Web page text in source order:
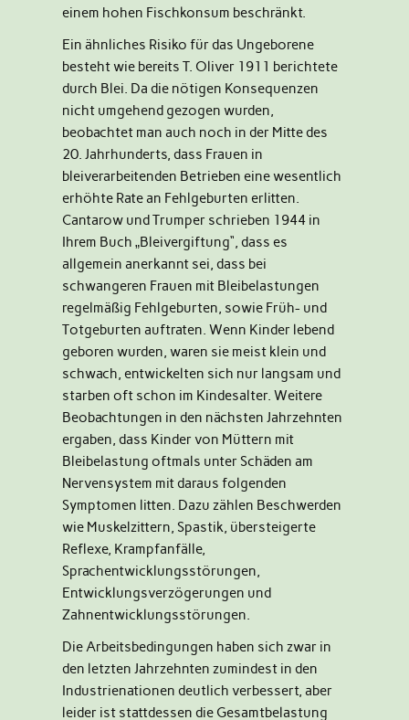
einem hohen Fischkonsum beschränkt.
Ein ähnliches Risiko für das Ungeborene
besteht wie bereits T. Oliver 1911 berichtete
durch Blei. Da die nötigen Konsequenzen
nicht umgehend gezogen wurden,
beobachtet man auch noch in der Mitte des
20. Jahrhunderts, dass Frauen in
bleiverarbeitenden Betrieben eine wesentlich
erhöhte Rate an Fehlgeburten erlitten.
Cantarow und Trumper schrieben 1944 in
Ihrem Buch „Bleivergiftung“, dass es
allgemein anerkannt sei, dass bei
schwangeren Frauen mit Bleibelastungen
regelmäßig Fehlgeburten, sowie Früh- und
Totgeburten auftraten. Wenn Kinder lebend
geboren wurden, waren sie meist klein und
schwach, entwickelten sich nur langsam und
starben oft schon im Kindesalter. Weitere
Beobachtungen in den nächsten Jahrzehnten
ergaben, dass Kinder von Müttern mit
Bleibelastung oftmals unter Schäden am
Nervensystem mit daraus folgenden
Symptomen litten. Dazu zählen Beschwerden
wie Muskelzittern, Spastik, übersteigerte
Reflexe, Krampfanfälle,
Sprachentwicklungsstörungen,
Entwicklungsverzögerungen und
Zahnentwicklungsstörungen.
Die Arbeitsbedingungen haben sich zwar in
den letzten Jahrzehnten zumindest in den
Industrienationen deutlich verbessert, aber
leider ist stattdessen die Gesamtbelastung